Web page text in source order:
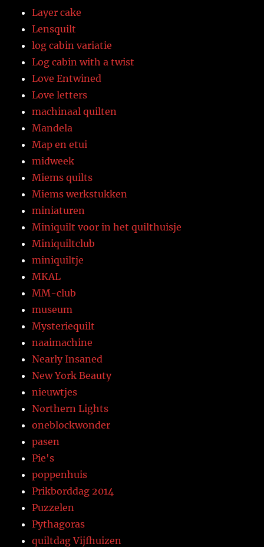
Layer cake
Lensquilt
log cabin variatie
Log cabin with a twist
Love Entwined
Love letters
machinaal quilten
Mandela
Map en etui
midweek
Miems quilts
Miems werkstukken
miniaturen
Miniquilt voor in het quilthuisje
Miniquiltclub
miniquiltje
MKAL
MM-club
museum
Mysteriequilt
naaimachine
Nearly Insaned
New York Beauty
nieuwtjes
Northern Lights
oneblockwonder
pasen
Pie's
poppenhuis
Prikborddag 2014
Puzzelen
Pythagoras
quiltdag Vijfhuizen